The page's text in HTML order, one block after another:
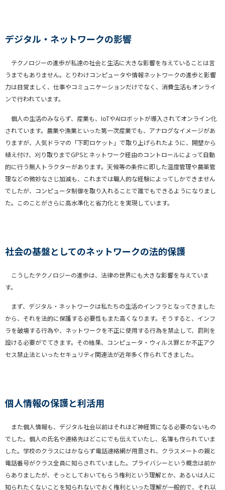
デジタル・ネットワークの影響
テクノロジーの進歩が私達の社会と生活に大きな影響を与えていることは言
うまでもありません。とりわけコンピュータや情報ネットワークの進歩と影響
力は目覚ましく、仕事やコミュニケーションだけでなく、消費生活もオンライ
ンで行われています。
個人の生活のみならず、産業も、IoTやAIロボットが導入されてオンライン化
されています。農業や漁業といった第一次産業でも、アナログなイメージがあ
りますが、人気ドラマの「下町ロケット」で取り上げられたように、開墾から
植え付け、刈り取りまでGPSとネットワーク経由のコントロールによって自動
的に行う無人トラクターがあります。天候等の条件に即した温度管理や農薬管
理などの微妙なさじ加減も、これまでは職人的な経験によってしかできません
でしたが、コンピュータ制御を取り入れることで誰でもできるようになりまし
た。このことがさらに高水準化と省力化とを実現しています。
社会の基盤としてのネットワークの法的保護
こうしたテクノロジーの進歩は、法律の世界にも大きな影響を与えていま
す。
まず、デジタル・ネットワークは私たちの生活のインフラとなってきました
から、それを法的に保護する必要性もまた高くなります。そうすると、インフ
ラを破壊する行為や、ネットワークを不正に使用する行為を禁止して、罰則を
設ける必要がでてきます。その結果、コンピュータ・ウィルス罪とか不正アク
セス禁止法といったセキュリティ関連法が近年多く作られてきました。
個人情報の保護と利活用
また個人情報も、デジタル社会以前はそれほど神経質になる必要のないもの
でした。個人の氏名や連絡先はどこにでも伝えていたし、名簿も作られていま
した。学校のクラスにはかならず電話連絡網が用意され、クラスメートの親と
電話番号がクラス全員に知らされていました。プライバシーという概念は前か
らありましたが、そっとしておいてもらう権利という理解とか、あるいは人に
知られたくないことを知られないでおく権利といった理解が一般的で、それ以